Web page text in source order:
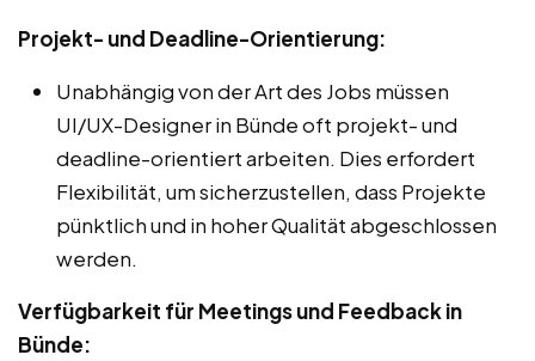
Projekt- und Deadline-Orientierung:
Unabhängig von der Art des Jobs müssen
UI/UX-Designer in Bünde oft projekt- und
deadline-orientiert arbeiten. Dies erfordert
Flexibilität, um sicherzustellen, dass Projekte
pünktlich und in hoher Qualität abgeschlossen
werden.
Verfügbarkeit für Meetings und Feedback in
Bünde: